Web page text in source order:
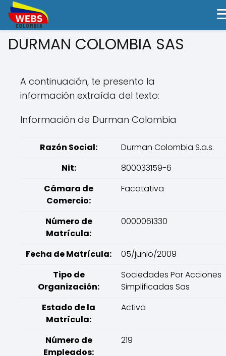
DURMAN COLOMBIA SAS
A continuación, te presento la
información extraída del texto:
Información de Durman Colombia
Razón Social:
Durman Colombia S.a.s.
Nit:
800033159-6
Cámara de
Comercio:
Facatativa
Número de
Matrícula:
0000061330
Fecha de Matrícula:
05/junio/2009
Tipo de
Organización:
Sociedades Por Acciones
Simplificadas Sas
Estado de la
Matrícula:
Activa
Número de
Empleados:
219